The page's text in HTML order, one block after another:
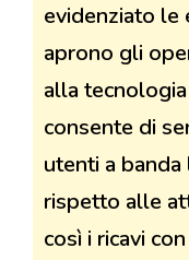
evidenziato le
aprono gli
alla
consente di
utenti a banda
rispetto alle
così i ricavi